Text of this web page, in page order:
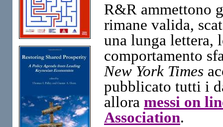
R&R ammettono
rimane valida,
una lunga lettera,
comportamento
New York Times
pubblicato tutti i
allora messi on
Association.